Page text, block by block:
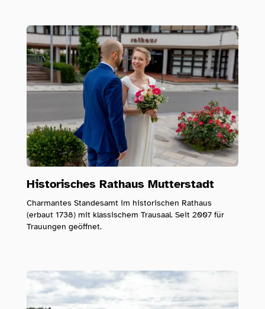
Historisches Rathaus Mutterstadt
Charmantes Standesamt im historischen Rathaus
(erbaut 1738) mit klassischem Trausaal. Seit 2007 für
Trauungen geöffnet.